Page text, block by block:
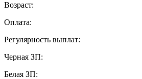
Возраст:
Оплата:
Регулярность выплат:
Черная ЗП:
Белая ЗП: